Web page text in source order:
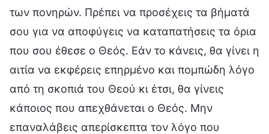
των πονηρών. Πρέπει να προσέχεις τα βήματά
σου για να αποφύγεις να καταπατήσεις τα όρια
που σου έθεσε ο Θεός. Εάν το κάνεις, θα γίνει η
αιτία να εκφέρεις επηρμένο και πομπώδη λόγο
από τη σκοπιά του Θεού κι έτσι, θα γίνεις
κάποιος που απεχθάνεται ο Θεός. Μην
επαναλάβεις απερίσκεπτα τον λόγο που